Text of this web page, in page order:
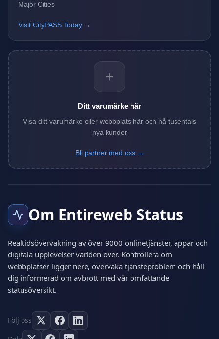
Major Cities
Visit CityPASS Today →
+
Ditt varumärke här
Visa ditt varumärke eller webbplats här och nå tusentals
nya kunder
Bli partner med oss →
Om Entireweb Status
Realtidsövervakning av över 9000 onlinetjänster, appar och
digitala upplevelser världen över. Kontrollera om
webbplatser ligger nere, övervaka tjänsteproblem och håll
dig informerad om avbrott med vår omfattande
statusöversikt.
Följ oss